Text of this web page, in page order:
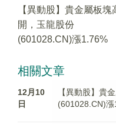
【異動股】貴金屬板塊
開，玉龍股份
(601028.CN)漲1.76%
相關文章
12月10
日
【異動股】貴
(601028.CN)